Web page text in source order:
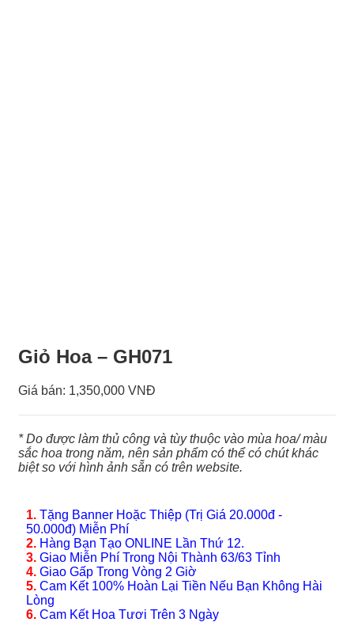
Giỏ Hoa – GH071
Giá bán: 1,350,000 VNĐ
* Do được làm thủ công và tùy thuộc vào mùa hoa/ màu
sắc hoa trong năm, nên sản phẩm có thể có chút khác
biệt so với hình ảnh sẵn có trên website.
1. Tặng Banner Hoặc Thiệp (Trị Giá 20.000đ -
50.000đ) Miễn Phí
2. Hàng Bạn Tạo ONLINE Lần Thứ 12.
3. Giao Miễn Phí Trong Nội Thành 63/63 Tỉnh
4. Giao Gấp Trong Vòng 2 Giờ
5. Cam Kết 100% Hoàn Lại Tiền Nếu Bạn Không Hài
Lòng
6. Cam Kết Hoa Tươi Trên 3 Ngày